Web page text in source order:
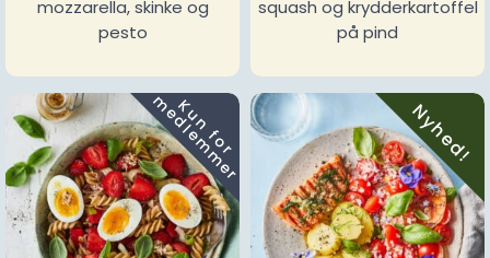
mozzarella, skinke og
pesto
squash og krydderkartoffel
på pind
K
u
n
f
o
r
m
e
d
l
e
m
m
e
r Nyhed!